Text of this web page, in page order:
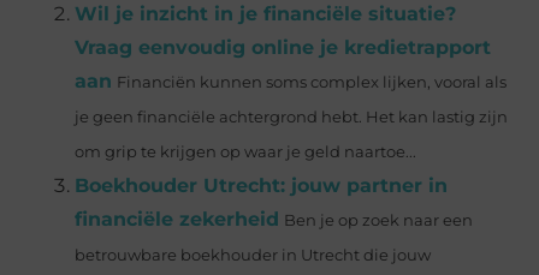
Wil je inzicht in je financiële situatie?
Vraag eenvoudig online je kredietrapport
aan Financiën kunnen soms complex lijken, vooral als
je geen financiële achtergrond hebt. Het kan lastig zijn
om grip te krijgen op waar je geld naartoe...
Boekhouder Utrecht: jouw partner in
financiële zekerheid Ben je op zoek naar een
betrouwbare boekhouder in Utrecht die jouw